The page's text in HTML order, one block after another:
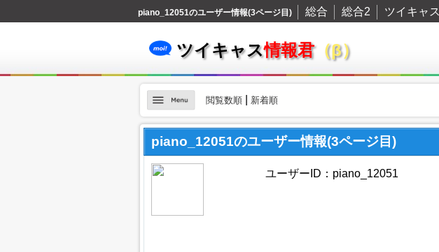
piano_12051のユーザー情報(3ページ目) 総合 総合2 ツイキャス
ツイキャス情報君（β）
閲覧数順| 新着順
piano_12051のユーザー情報(3ページ目)
ユーザーID：piano_12051